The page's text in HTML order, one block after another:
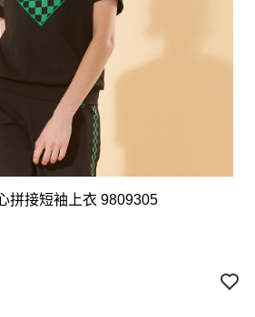
拼接短袖上衣 9809305